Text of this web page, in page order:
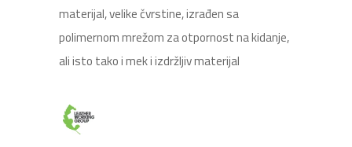
materijal, velike čvrstine, izrađen sa
polimernom mrežom za otpornost na kidanje,
ali isto tako i mek i izdržljiv materijal